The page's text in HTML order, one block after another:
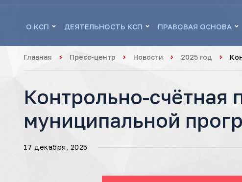
О КСП ДЕЯТЕЛЬНОСТЬ КСП ПРАВОВАЯ ОСНОВА
Главная Пресс-центр Новости 2025 год
Контрольно-счётная
муниципальной
17 декабря, 2025